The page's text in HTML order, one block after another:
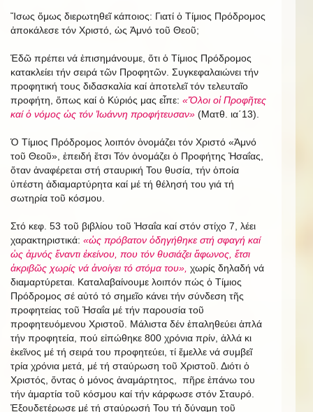
Ἴσως ὅμως διερωτηθεῖ κάποιος: Γιατί ὁ Τίμιος Πρόδρομος
ἀποκάλεσε τόν Χριστό, ὡς Ἀμνό τοῦ Θεοῦ;
Ἐδῶ πρέπει νά ἐπισημάνουμε, ὅτι ὁ Τίμιος Πρόδρομος
κατακλείει τήν σειρά τῶν Προφητῶν. Συγκεφαλαιώνει τήν
προφητική τους διδασκαλία καί ἀποτελεῖ τόν τελευταῖο
προφήτη, ὅπως καί ὁ Κύριός μας εἶπε: «Ὅλοι οἱ Προφῆτες
καί ὁ νόμος ὡς τόν Ἰωάννη προφήτευσαν» (Ματθ. ια΄13).
Ὁ Τίμιος Πρόδρομος λοιπόν ὀνομάζει τόν Χριστό «Ἀμνό
τοῦ Θεοῦ», ἐπειδή ἔτσι Τόν ὀνομάζει ὁ Προφήτης Ἠσαΐας,
ὅταν ἀναφέρεται στή σταυρική Του θυσία, τήν ὁποία
ὑπέστη ἀδιαμαρτύρητα καί μέ τή θέλησή του γιά τή
σωτηρία τοῦ κόσμου.
Στό κεφ. 53 τοῦ βιβλίου τοῦ Ἠσαΐα καί στόν στίχο 7, λέει
χαρακτηριστικά: «ὡς πρόβατον ὁδηγήθηκε στή σφαγή καί
ὡς ἀμνός ἔναντι ἐκείνου, που τόν θυσιάζει ἄφωνος, ἔτσι
ἀκριβῶς χωρίς νά ἀνοίγει τό στόμα του», χωρίς δηλαδή νά
διαμαρτύρεται. Καταλαβαίνουμε λοιπόν πώς ὁ Τίμιος
Πρόδρομος σέ αὐτό τό σημεῖο κάνει τήν σύνδεση τῆς
προφητείας τοῦ Ἠσαΐα μέ τήν παρουσία τοῦ
προφητευόμενου Χριστοῦ. Μάλιστα δέν ἐπαληθεύει ἁπλά
τήν προφητεία, πού εἰπώθηκε 800 χρόνια πρίν, ἀλλά κι
ἐκεῖνος μέ τή σειρά του προφητεύει, τί ἔμελλε νά συμβεῖ
τρία χρόνια μετά, μέ τή σταύρωση τοῦ Χριστοῦ. Διότι ὁ
Χριστός, ὄντας ὁ μόνος ἀναμάρτητος, πῆρε ἐπάνω του
τήν ἁμαρτία τοῦ κόσμου καί τήν κάρφωσε στόν Σταυρό.
Ἐξουδετέρωσε μέ τή σταύρωσή Του τή δύναμη τοῦ